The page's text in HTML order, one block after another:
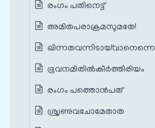
രംഗം പതിനെട്ട്
അമിതപരാക്രമസുമതേ!
ഖിന്നതവന്നിടായ്‌വാനെന്നെ
ഭൂവനമിതിൽകീർത്തിരിയം
രംഗം പത്തൊൻപത്
ശ്രൃണുവചോമേതാത